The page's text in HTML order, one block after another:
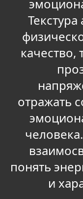
качество,
отражать
понять
и